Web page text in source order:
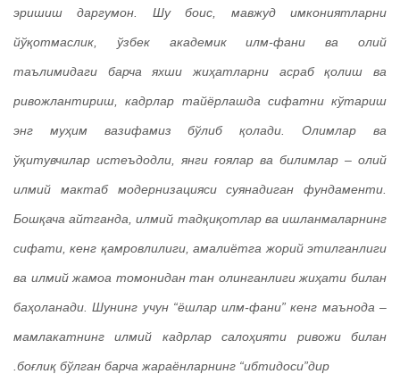
эришиш даргумон. Шу боис, мавжуд имкониятларни
йўқотмаслик, ўзбек академик илм-фани ва олий
таълимидаги барча яхши жиҳатларни асраб қолиш ва
ривожлантириш, кадрлар тайёрлашда сифатни кўтариш
энг муҳим вазифамиз бўлиб қолади. Олимлар ва
ўқитувчилар истеъдодли, янги ғоялар ва билимлар – олий
илмий мактаб модернизацияси суянадиган фундаменти.
Бошқача айтганда, илмий тадқиқотлар ва ишланмаларнинг
сифати, кенг қамровлилиги, амалиётга жорий этилганлиги
ва илмий жамоа томонидан тан олинганлиги жиҳати билан
баҳоланади. Шунинг учун “ёшлар илм-фани” кенг маънода –
мамлакатнинг илмий кадрлар салоҳияти ривожи билан
боғлиқ бўлган барча жараёнларнинг “ибтидоси”дир.